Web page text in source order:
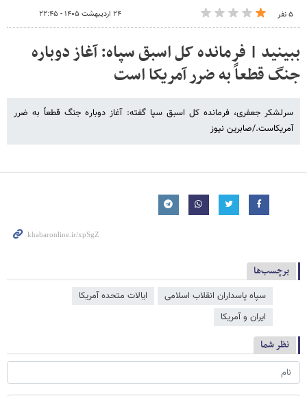
۵ نفر ۲۴ اردیبهشت ۱۴۰۵ - ۲۲:۴۵
ببینید | فرمانده کل اسبق سپاه: آغاز دوباره
جنگ قطعاً به ضرر آمریکا است
سرلشکر جعفری، فرمانده کل اسبق سپا گفته: آغاز دوباره جنگ قطعاً به ضرر
آمریکاست./صابرین نیوز
برچسب‌ها
سپاه پاسداران انقلاب اسلامی
ایالات متحده آمریکا
ایران و آمریکا
نظر شما